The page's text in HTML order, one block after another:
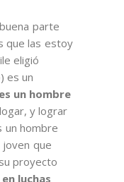
parte
que las estoy
eligió
es un
un hombre
y lograr
un hombre
joven que
proyecto
luchas